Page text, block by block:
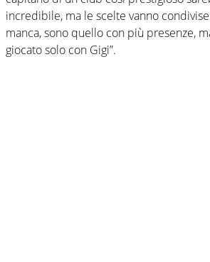
incredibile, ma le scelte vanno
manca, sono quello con più presenze,
giocato solo con Gigi”.